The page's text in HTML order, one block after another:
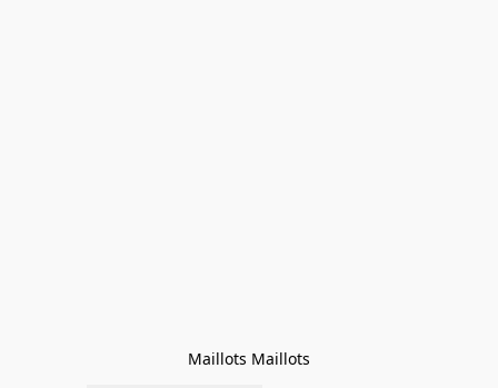
Maillots Maillots